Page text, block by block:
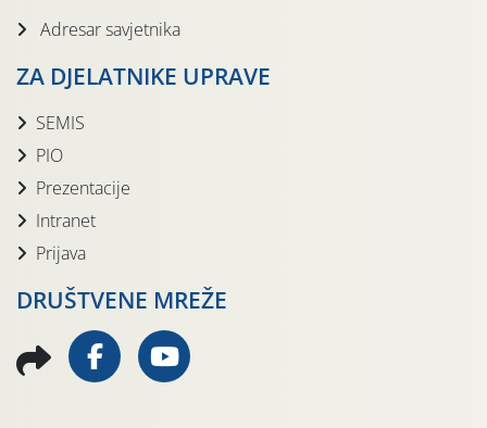
Adresar savjetnika
ZA DJELATNIKE UPRAVE
SEMIS
PIO
Prezentacije
Intranet
Prijava
DRUŠTVENE MREŽE